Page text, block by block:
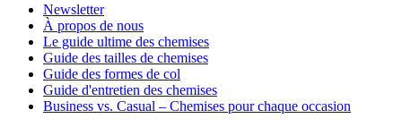
Newsletter
À propos de nous
Le guide ultime des chemises
Guide des tailles de chemises
Guide des formes de col
Guide d'entretien des chemises
Business vs. Casual – Chemises pour chaque occasion